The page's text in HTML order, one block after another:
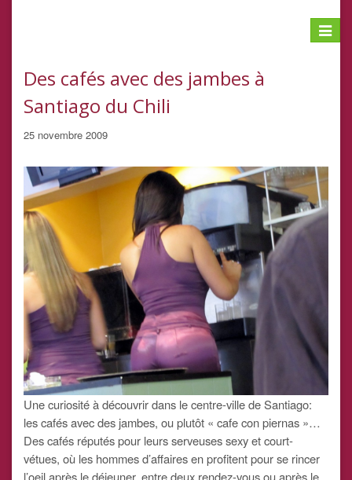
Toggle
Des cafés avec des jambes à
Santiago du Chili
25 novembre 2009
Une curiosité à découvrir dans le centre-ville de Santiago:
les cafés avec des jambes, ou plutôt « cafe con piernas »…
Des cafés réputés pour leurs serveuses sexy et court-
vétues, où les hommes d’affaires en profitent pour se rincer